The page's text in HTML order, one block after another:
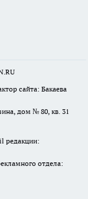
сайта: Бакаева
дом № 80, кв. 31
редакции:
отдела: